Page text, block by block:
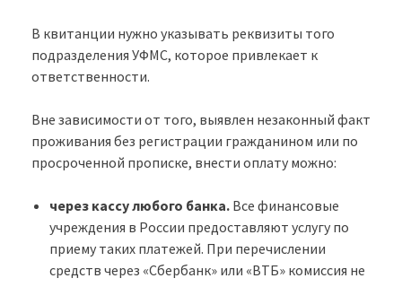
В квитанции нужно указывать реквизиты того
подразделения УФМС, которое привлекает к
ответственности.
Вне зависимости от того, выявлен незаконный факт
проживания без регистрации гражданином или по
просроченной прописке, внести оплату можно:
через кассу любого банка. Все финансовые
учреждения в России предоставляют услугу по
приему таких платежей. При перечислении
средств через «Сбербанк» или «ВТБ» комиссия не